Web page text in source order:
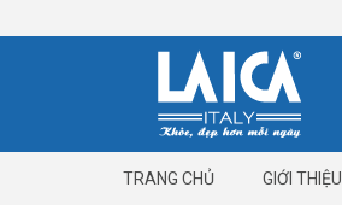
TRANG CHỦ GIỚI THIỆU